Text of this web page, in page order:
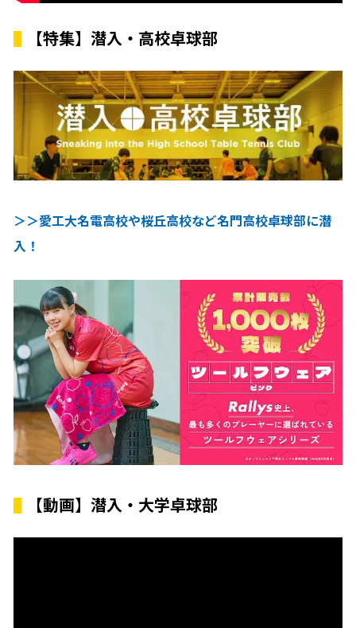
【特集】潜入・高校卓球部
＞＞愛工大名電高校や桜丘高校など名門高校卓球部に潜
入！
【動画】潜入・大学卓球部